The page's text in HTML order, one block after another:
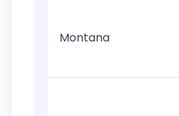
Montana